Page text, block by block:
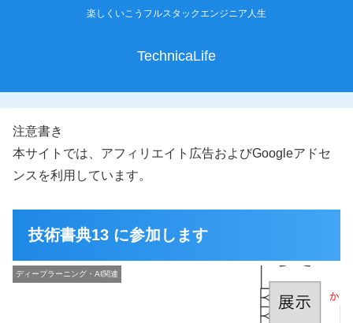
楽しくいこうフルスタックエンジニア人生
TechnicaLife
注意書き
本サイトでは、アフィリエイト広告およびGoogleアドセ
ンスを利用しています。
技術書典13 に参加します
ディープラーニング・AI関連